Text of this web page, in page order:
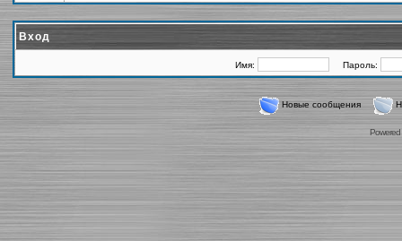
Вход
Имя: Пароль:
Новые сообщения